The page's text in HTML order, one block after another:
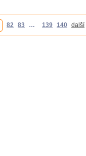
82 83 … 139 140 další